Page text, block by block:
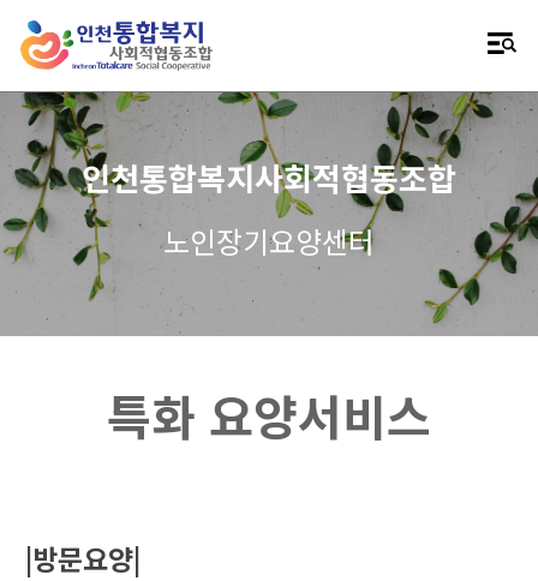
인천통합복지사회적협동조합
노인장기요양센터
특화 요양서비스
|방문요양|